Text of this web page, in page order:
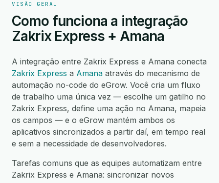
VISÃO GERAL
Como funciona a integração
Zakrix Express + Amana
A integração entre Zakrix Express e Amana conecta
Zakrix Express a Amana através do mecanismo de
automação no-code do eGrow. Você cria um fluxo
de trabalho uma única vez — escolhe um gatilho no
Zakrix Express, define uma ação no Amana, mapeia
os campos — e o eGrow mantém ambos os
aplicativos sincronizados a partir daí, em tempo real
e sem a necessidade de desenvolvedores.
Tarefas comuns que as equipes automatizam entre
Zakrix Express e Amana: sincronizar novos